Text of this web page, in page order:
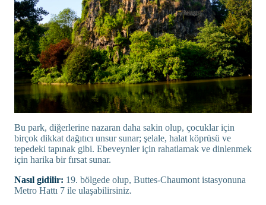
Bu park, diğerlerine nazaran daha sakin olup, çocuklar için
birçok dikkat dağıtıcı unsur sunar; şelale, halat köprüsü ve
tepedeki tapınak gibi. Ebeveynler için rahatlamak ve dinlenmek
için harika bir fırsat sunar.
Nasıl gidilir: 19. bölgede olup, Buttes-Chaumont istasyonuna
Metro Hattı 7 ile ulaşabilirsiniz.